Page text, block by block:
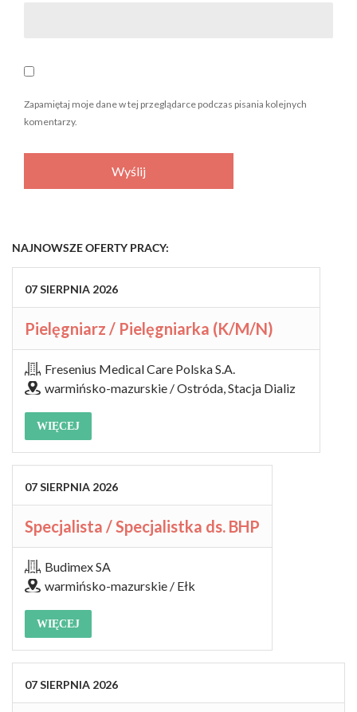
Zapamiętaj moje dane w tej przeglądarce podczas pisania kolejnych
komentarzy.
NAJNOWSZE OFERTY PRACY:
07SIERPNIA 2026
Pielęgniarz / Pielęgniarka (K/M/N)
Fresenius Medical Care Polska S.A.
warmińsko-mazurskie / Ostróda, Stacja Dializ
WIĘCEJ
07SIERPNIA 2026
Specjalista / Specjalistka ds. BHP
Budimex SA
warmińsko-mazurskie / Ełk
WIĘCEJ
07SIERPNIA 2026